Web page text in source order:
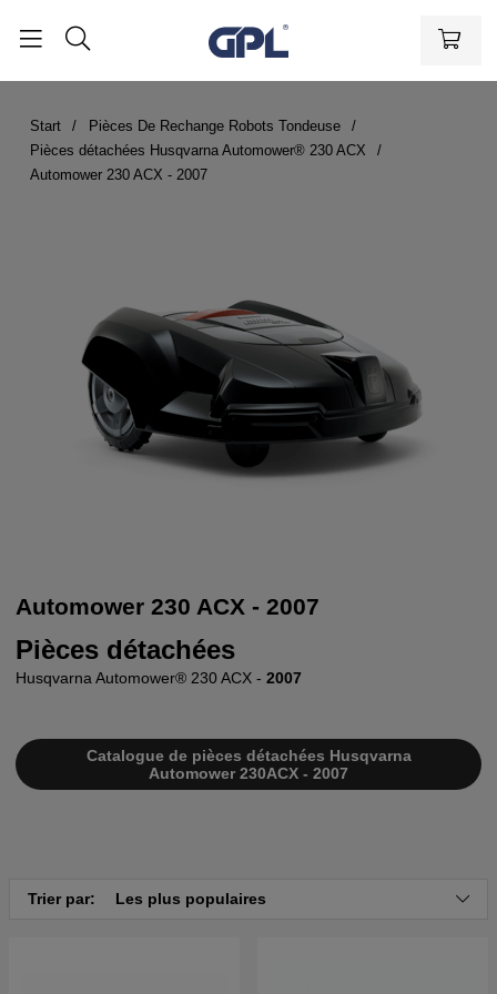
Start
Pièces De Rechange Robots Tondeuse
Pièces détachées Husqvarna Automower® 230 ACX
Automower 230 ACX - 2007
Automower 230 ACX - 2007
Pièces détachées
Husqvarna Automower® 230 ACX - 2007
Catalogue de pièces détachées Husqvarna
Automower 230ACX - 2007
Trier par: Les plus populaires